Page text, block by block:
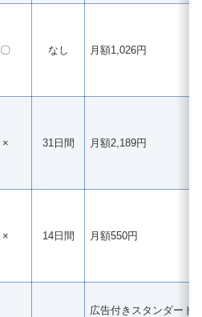
〇 なし 月額1,026円
× 31日間 月額2,189円
× 14日間 月額550円
広告付きスタンダード